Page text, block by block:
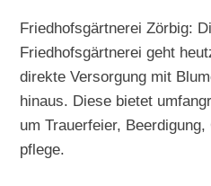
Friedhofsgärtnerei Zörbig:
Friedhofsgärtnerei geht
direkte Versorgung mit
hinaus. Diese bietet
um Trauerfeier,
pflege.